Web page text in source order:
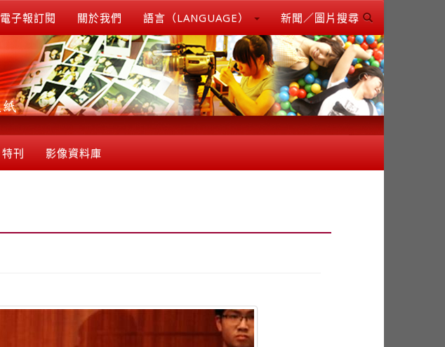
電子報訂閱 關於我們 語言（LANGUAGE） 新聞／圖片搜尋
特刊 影像資料庫